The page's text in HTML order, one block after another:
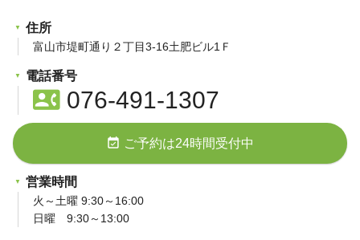
住所
富山市堤町通り２丁目3-16土肥ビル1Ｆ
電話番号
contact_phone076-491-1307
event_available ご予約は24時間受付中
営業時間
火～土曜 9:30～16:00
日曜 9:30～13:00